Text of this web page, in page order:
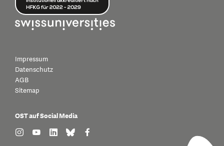
Impressum
Datenschutz
AGB
Sitemap
OST auf Social Media
find us on: instagram
find us on: youtube
find us on: linkedin
find us on: bluesky
find us on: facebook